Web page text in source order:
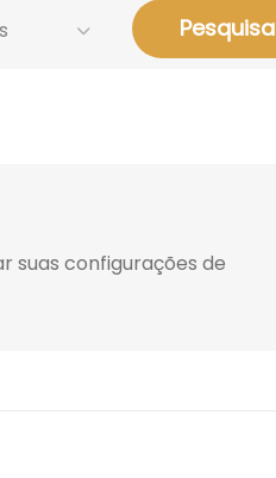
Pesquisa
suas configurações de